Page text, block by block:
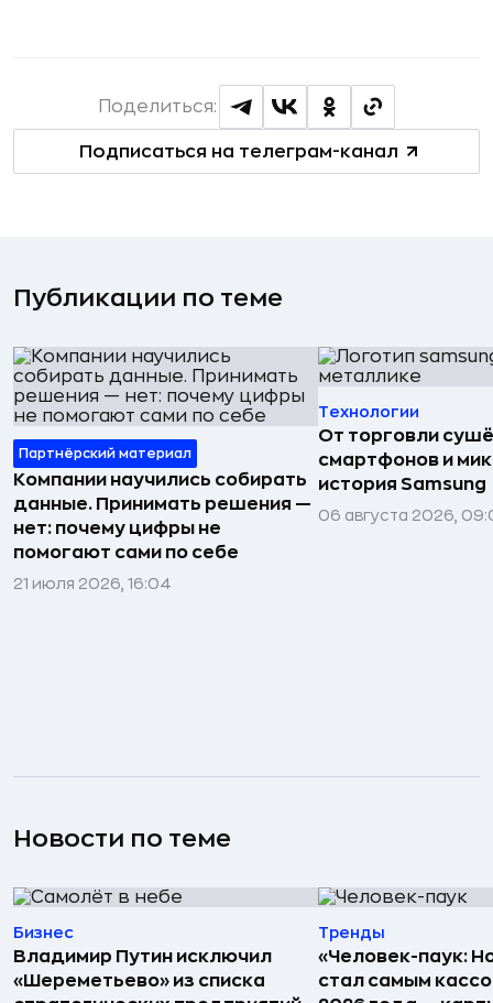
Подписаться на телеграм-канал
Поделиться:
Публикации по теме
Партнёрский материал
Компании научились собирать
данные. Принимать решения —
нет: почему цифры не
помогают сами по себе
21 июля 2026, 16:04
Технологии
От торговли
смартфонов и
история Samsung
06 августа 2026,
Новости по теме
Бизнес
Владимир Путин исключил
«Шереметьево» из списка
Тренды
«Человек-паук:
стал самым